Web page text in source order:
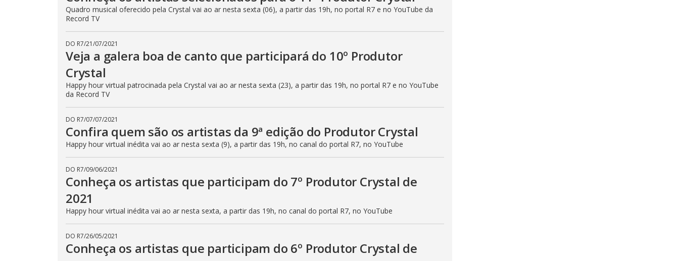
Quadro musical oferecido pela Crystal vai ao ar nesta sexta (06), a partir das 19h, no portal R7 e no YouTube da
Record TV
DO R7/21/07/2021
Veja a galera boa de canto que participará do 10º Produtor
Crystal
Happy hour virtual patrocinada pela Crystal vai ao ar nesta sexta (23), a partir das 19h, no portal R7 e no YouTube
da Record TV
DO R7/07/07/2021
Confira quem são os artistas da 9ª edição do Produtor Crystal
Happy hour virtual inédita vai ao ar nesta sexta (9), a partir das 19h, no canal do portal R7, no YouTube
DO R7/09/06/2021
Conheça os artistas que participam do 7º Produtor Crystal de
2021
Happy hour virtual inédita vai ao ar nesta sexta, a partir das 19h, no canal do portal R7, no YouTube
DO R7/26/05/2021
Conheça os artistas que participam do 6º Produtor Crystal de